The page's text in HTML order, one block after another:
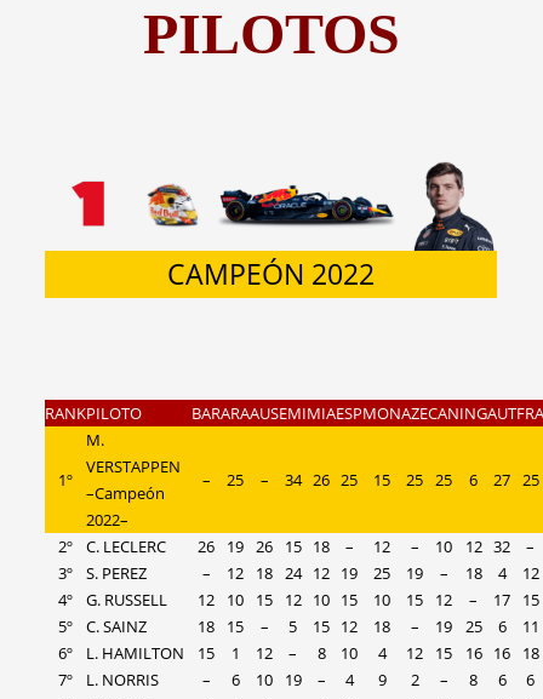
PILOTOS
CAMPEÓN 2022
RANKPILOTO BARARAAUSEMIMIAESPMONAZECANINGAUT
1º
M.
VERSTAPPEN
–Campeón
2022–
– 25 – 34 26 25 15 25 25 6 27 25
2º C. LECLERC 26 19 26 15 18 – 12 – 10 12 32
–
3º
S. PEREZ – 12 18 24 12 19 25 19 – 18 4
12
4º
G. RUSSELL 12 10 15 12 10 15 10 15 12 – 17
15
5º
C. SAINZ 18 15 – 5 15 12 18 – 19 25 6
11
6º
L. HAMILTON 15 1 12 – 8 10 4 12 15 16 16
18
7º
L. NORRIS – 6 10 19 – 4 9 2 – 8 6
6